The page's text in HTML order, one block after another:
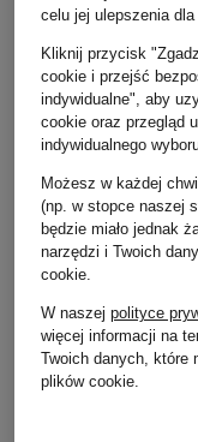
+ rabat promocyjny
TOMMY HILFIGER
Kurtka wierzchnia
309 zł
Najniższa cena:262,65 zł
Cena regularna:569 zł
celu jej ulepszenia
Kliknij przycisk
cookie i przejść
indywidualne", aby
cookie oraz przegląd
indywidualnego
Możesz w każdej
(np. w stopce naszej
będzie miało jednak
narzędzi i Twoich
cookie.
W naszej polityce
więcej informacji na
Twoich danych, które
plików cookie.